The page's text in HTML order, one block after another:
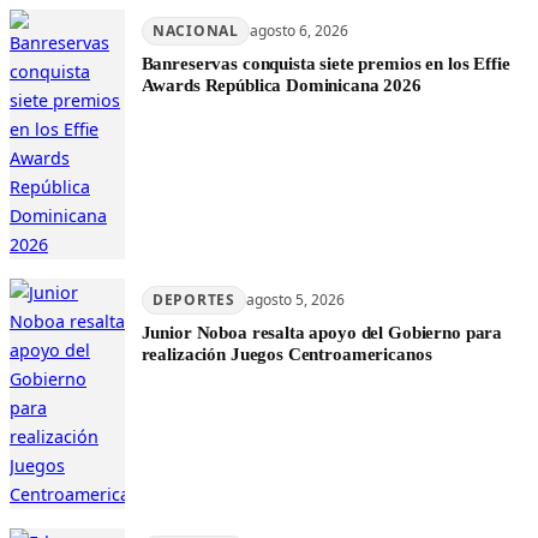
NACIONAL agosto 6, 2026
Banreservas conquista siete premios en los Effie
Awards República Dominicana 2026
DEPORTES agosto 5, 2026
Junior Noboa resalta apoyo del Gobierno para
realización Juegos Centroamericanos